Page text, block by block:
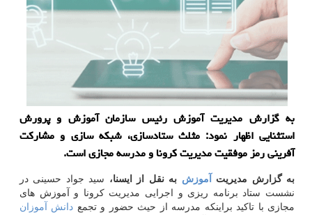
به گزارش مدیریت آموزش رئیس سازمان آموزش و پرورش
استثنایی اظهار نمود: مثلث ستادسازی، شبكه سازی و مشاركت
آفرینی رمز موفقیت مدیریت كرونا و مدرسه مجازی است.
به گزارش مدیریت آموزش به نقل از ایسنا، سید جواد حسینی در
نشست ستاد برنامه ریزی و اجرایی مدیریت كرونا و آموزش های
مجازی با تاكید براینكه مدرسه از حیث حضور و تجمع دانش آموزان